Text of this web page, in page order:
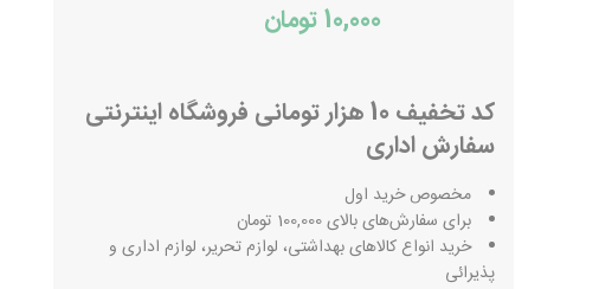
10,000 تومان
کد تخفیف 10 هزار تومانی فروشگاه اینترنتی
سفارش اداری
مخصوص خرید اول
برای سفارش‌های بالای 100,000 تومان
خرید انواع کالاهای بهداشتی، لوازم تحریر، لوازم اداری و
پذیرائی